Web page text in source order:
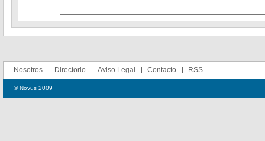
Nosotros Directorio Aviso Legal Contacto RSS
© Novus 2009